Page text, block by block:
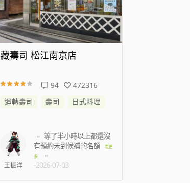
藏壽司 高雄時代大道店
138
344300
迴轉壽司
壽司 日式料理
C人
準備結帳時候蟑螂跑到
身上，2名店員只是默
看更
多
-2026-07-15